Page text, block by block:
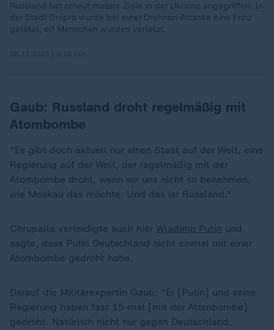
Russland hat erneut massiv Ziele in der Ukraine angegriffen. In
der Stadt Dnipro wurde bei einer Drohnen-Attacke eine Frau
getötet, elf Menschen wurden verletzt.
Gaub: Russland droht regelmäßig mit
Atombombe
"Es gibt doch aktuell nur einen Staat auf der Welt, eine
Regierung auf der Welt, der regelmäßig mit der
Atombombe droht, wenn wir uns nicht so benehmen,
wie Moskau das möchte. Und das ist Russland."
Chrupalla verteidigte auch hier Wladimir Putin und
sagte, dass Putin Deutschland nicht einmal mit einer
Atombombe gedroht habe.
Darauf die Militärexpertin Gaub: "Er [Putin] und seine
Regierung haben fast 15-mal [mit der Atombombe]
gedroht. Natürlich nicht nur gegen Deutschland,